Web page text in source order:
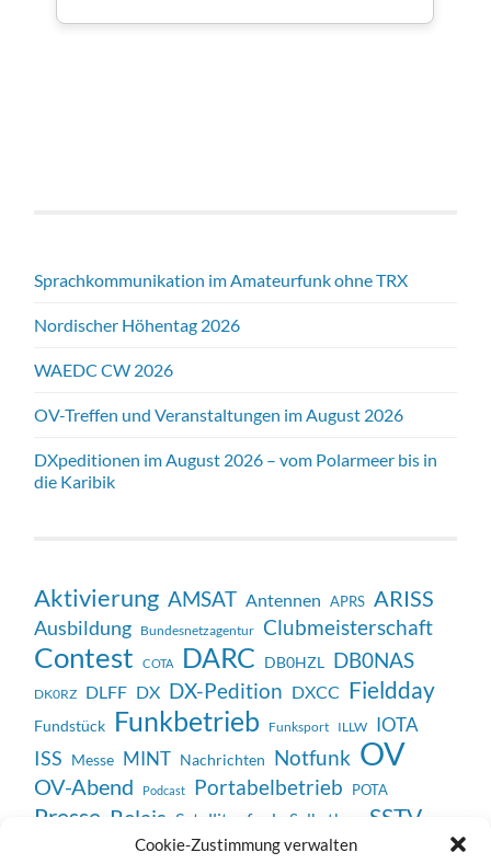
Cookie-Zustimmung verwalten
Sprachkommunikation im Amateurfunk ohne TRX
Nordischer Höhentag 2026
WAEDC CW 2026
OV-Treffen und Veranstaltungen im August 2026
DXpeditionen im August 2026 – vom Polarmeer bis in
die Karibik
Aktivierung AMSAT Antennen APRS ARISS
Ausbildung Bundesnetzagentur Clubmeisterschaft
Contest COTA DARC DB0HZL DB0NAS
DK0RZ DLFF DX DX-Pedition DXCC Fieldday
Fundstück Funkbetrieb Funksport ILLW IOTA
ISS Messe MINT Nachrichten Notfunk OV
OV-Abend Podcast Portabelbetrieb POTA
Presse Relais Satellitenfunk Selbstbau SSTV
Unterhaltung Veranstaltung